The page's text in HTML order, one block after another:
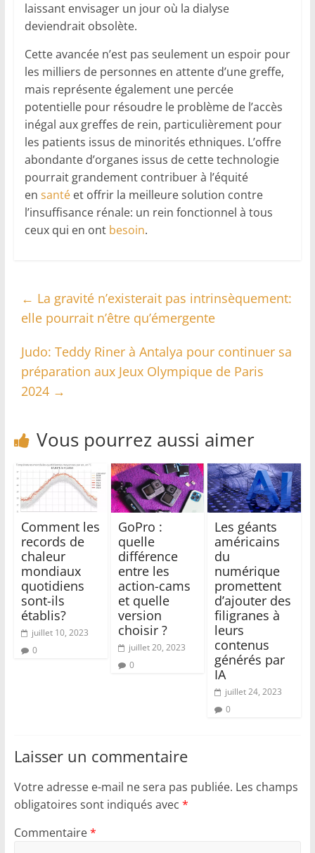
laissant envisager un jour où la dialyse
deviendrait obsolète.
Cette avancée n’est pas seulement un espoir pour
les milliers de personnes en attente d’une greffe,
mais représente également une percée
potentielle pour résoudre le problème de l’accès
inégal aux greffes de rein, particulièrement pour
les patients issus de minorités ethniques. L’offre
abondante d’organes issus de cette technologie
pourrait grandement contribuer à l’équité
en santéet offrir la meilleure solution contre
l’insuffisance rénale: un rein fonctionnel à tous
ceux qui en ont besoin.
← La gravité n’existerait pas intrinsèquement:
elle pourrait n’être qu’émergente
Judo: Teddy Riner à Antalya pour continuer sa
préparation aux Jeux Olympique de Paris
2024 →
Vous pourrez aussi aimer
Comment les
records de
chaleur
mondiaux
quotidiens
sont-ils
établis?
juillet 10, 2023
0
GoPro :
quelle
différence
entre les
action-cams
et quelle
version
choisir ?
juillet 20, 2023
0
Les géants
américains
du
numérique
promettent
d’ajouter des
filigranes à
leurs
contenus
générés par
IA
juillet 24, 2023
0
Laisser un commentaire
Votre adresse e-mail ne sera pas publiée. Les champs
obligatoires sont indiqués avec *
Commentaire*